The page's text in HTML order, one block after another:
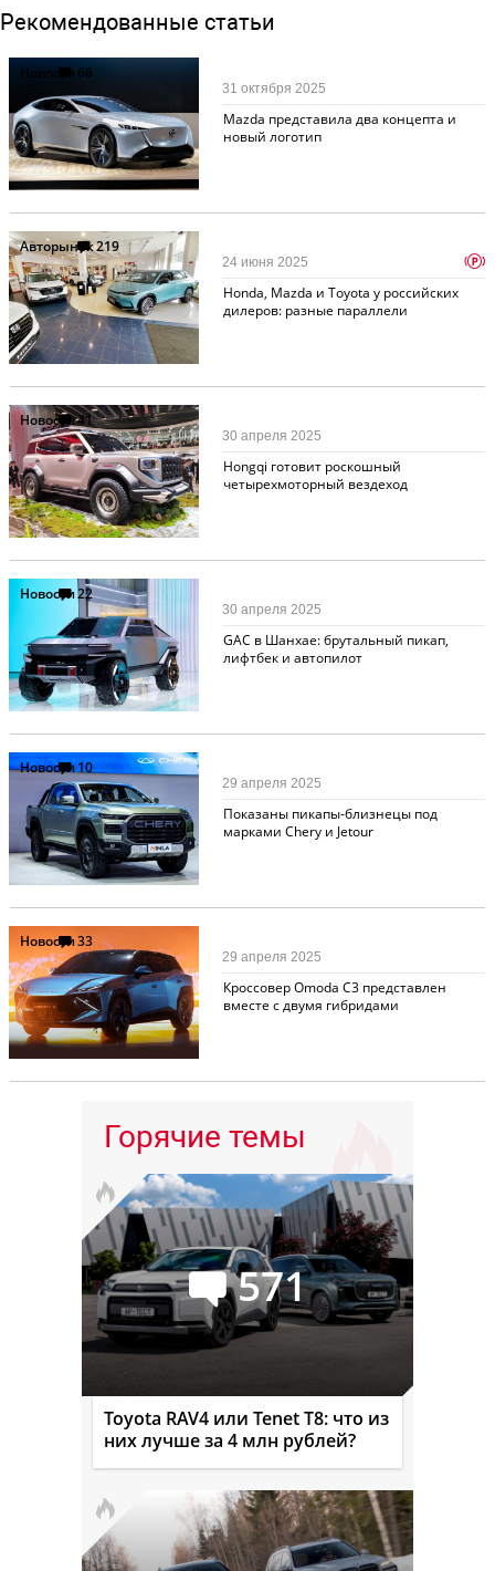
Рекомендованные статьи
Новости66
Mazda представила два концепта и
новый логотип
31 октября 2025
Авторынок219
Honda, Mazda и Toyota у российских
дилеров: разные параллели
24 июня 2025 p
Новости41
Hongqi готовит роскошный
четырехмоторный вездеход
30 апреля 2025
Новости22
GAC в Шанхае: брутальный пикап,
лифтбек и автопилот
30 апреля 2025
Новости10
Показаны пикапы-близнецы под
марками Chery и Jetour
29 апреля 2025
Новости33
Кроссовер Omoda C3 представлен
вместе с двумя гибридами
29 апреля 2025
Горячие темы
571
Toyota RAV4 или Tenet T8: что из
них лучше за 4 млн рублей?